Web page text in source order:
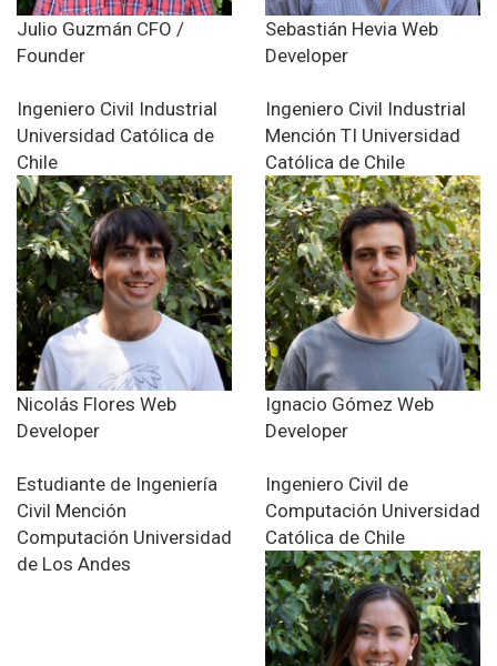
Julio Guzmán CFO /
Founder
Ingeniero Civil Industrial
Universidad Católica de
Chile
Sebastián Hevia Web
Developer
Ingeniero Civil Industrial
Mención TI Universidad
Católica de Chile
Nicolás Flores Web
Developer
Estudiante de Ingeniería
Civil Mención
Computación Universidad
de Los Andes
Ignacio Gómez Web
Developer
Ingeniero Civil de
Computación Universidad
Católica de Chile